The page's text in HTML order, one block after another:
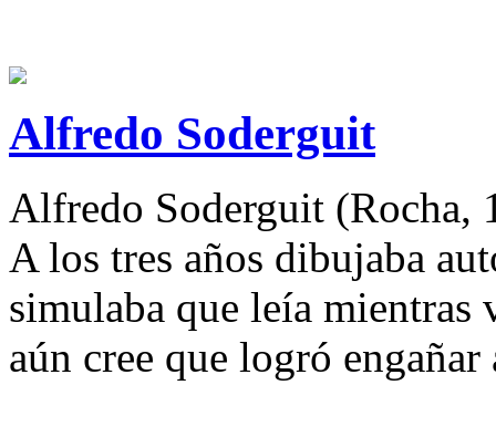
Alfredo Soderguit
Alfredo Soderguit (Rocha,
A los tres años dibujaba
simulaba que leía
aún cree que logró engañar